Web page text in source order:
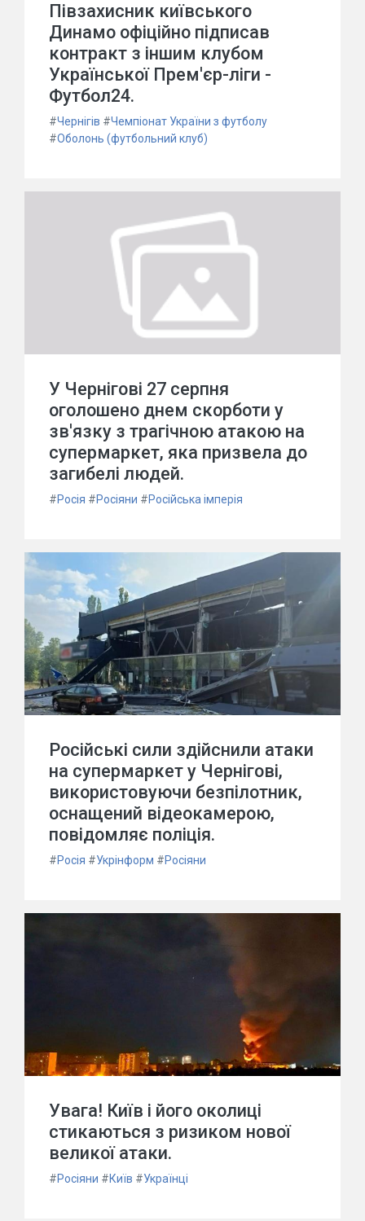
Півзахисник київського
Динамо офіційно підписав
контракт з іншим клубом
Української Прем'єр-ліги -
Футбол24.
#Чернігів #Чемпіонат України з футболу
#Оболонь (футбольний клуб)
У Чернігові 27 серпня
оголошено днем скорботи у
зв'язку з трагічною атакою на
супермаркет, яка призвела до
загибелі людей.
#Росія #Росіяни #Російська імперія
Російські сили здійснили атаки
на супермаркет у Чернігові,
використовуючи безпілотник,
оснащений відеокамерою,
повідомляє поліція.
#Росія #Укрінформ #Росіяни
Увага! Київ і його околиці
стикаються з ризиком нової
великої атаки.
#Росіяни #Київ #Українці